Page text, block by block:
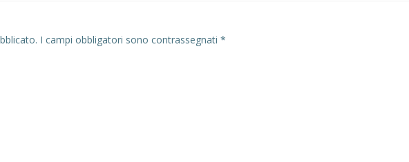
I campi obbligatori sono contrassegnati *